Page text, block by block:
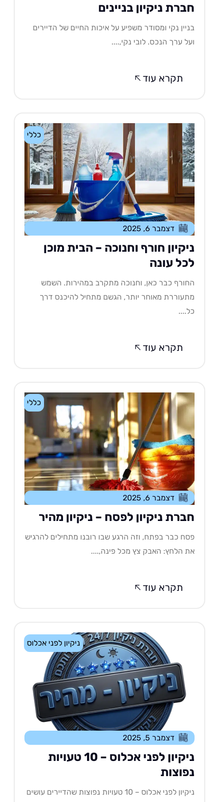
ניקיון בניינים
נקי ומסודר משפיע על איכות החיים של הדיירים
ערך הנכס. לובי נקי,....
תקרא עוד
כללי
דצמבר 6, 2025
חורף וחנוכה – הבית מוכן
עונה
כבר כאן, וחנוכה מתקרב במהירות. השמש
מאוחר יותר, הגשם מתחיל להיכנס דרך
תקרא עוד
כללי
דצמבר 6, 2025
ניקיון לפסח – ניקיון מהיר
כבר בפתח, וזה הרגע שבו רובנו מתחילים להרגיש
הלחץ: האבק צץ מכל פינה,....
תקרא עוד
ניקיון לפני אכלוס
דצמבר 5, 2025
ניקיון לפני אכלוס – 10 טעויות
ניקיון לפני אכלוס – 10 טעויות נפוצות שהדיירים עושים